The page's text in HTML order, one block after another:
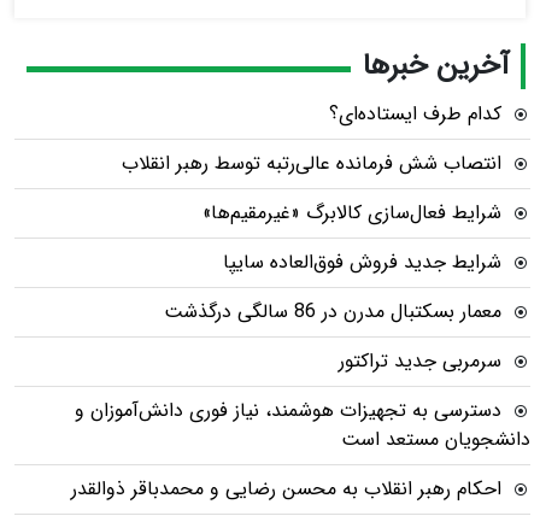
آخرین خبرها
کدام طرف ایستاده‌ای؟
انتصاب شش فرمانده عالی‌رتبه توسط رهبر انقلاب
شرایط فعال‌سازی کالابرگ «غیرمقیم‌ها»
شرایط جدید فروش فوق‌العاده سایپا
معمار بسکتبال مدرن در 86 سالگی درگذشت
سرمربی جدید تراکتور
دسترسی به تجهیزات هوشمند، نیاز فوری دانش‌آموزان و
دانشجویان مستعد است
احکام رهبر انقلاب به محسن رضایی و محمدباقر ذوالقدر